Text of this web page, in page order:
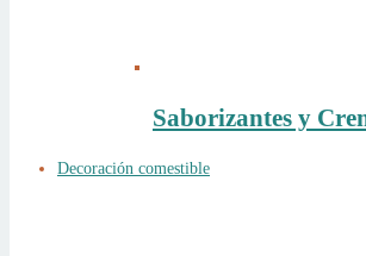
Saborizantes y
Decoración comestible